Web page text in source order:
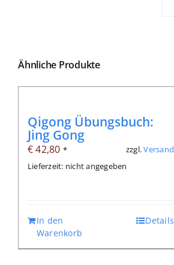
Ähnliche Produkte
Qigong Übungsbuch:
Jing Gong
€42,80 * zzgl.Versand
Lieferzeit: nicht angegeben
In den
Warenkorb
Details